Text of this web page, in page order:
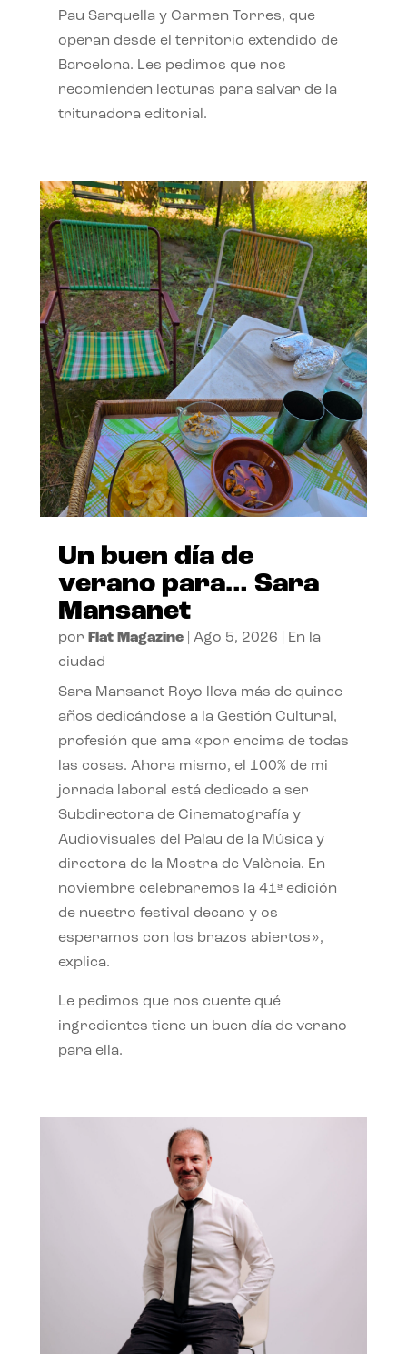
Pau Sarquella y Carmen Torres, que
operan desde el territorio extendido de
Barcelona. Les pedimos que nos
recomienden lecturas para salvar de la
trituradora editorial.
Un buen día de
verano para… Sara
Mansanet
por Flat Magazine| Ago 5, 2026
En la
ciudad
Sara Mansanet Royo lleva más de quince
años dedicándose a la Gestión Cultural,
profesión que ama «por encima de todas
las cosas. Ahora mismo, el 100% de mi
jornada laboral está dedicado a ser
Subdirectora de Cinematografía y
Audiovisuales del Palau de la Música y
directora de la Mostra de València. En
noviembre celebraremos la 41ª edición
de nuestro festival decano y os
esperamos con los brazos abiertos»,
explica.
Le pedimos que nos cuente qué
ingredientes tiene un buen día de verano
para ella.